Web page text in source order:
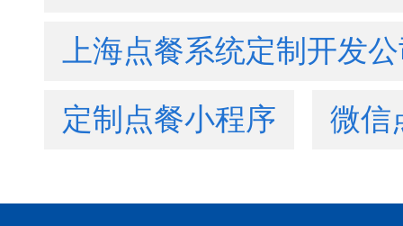
上海点餐系统定制开发
定制点餐小程序
微信